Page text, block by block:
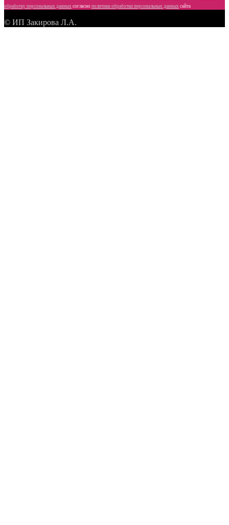
обработку персональных данных согласно политики обработки персональных данных сайта
© ИП Закирова Л.А.